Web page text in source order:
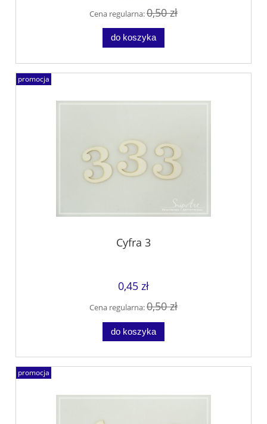
Cena regularna:0,50 zł
do koszyka
Cyfra 3
0,45 zł
Cena regularna:0,50 zł
do koszyka
promocja
promocja